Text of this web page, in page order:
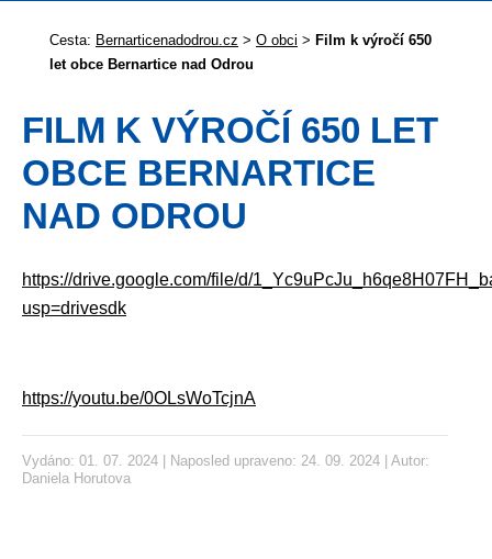
Cesta: Bernarticenadodrou.cz > O obci > Film k výročí 650
let obce Bernartice nad Odrou
FILM K VÝROČÍ 650 LET
OBCE BERNARTICE
NAD ODROU
https://drive.google.com/file/d/
usp=drivesdk
https://youtu.be/0OLsWoTcjnA
Vydáno: 01. 07. 2024 | Naposled upraveno: 24. 09. 2024 | Autor:
Daniela Horutova